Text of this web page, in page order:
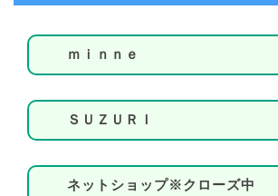
ｍｉｎｎｅ
ＳＵＺＵＲＩ
ネットショップ※クローズ中